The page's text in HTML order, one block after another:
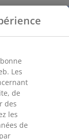
lorsque
des
le bon
et de